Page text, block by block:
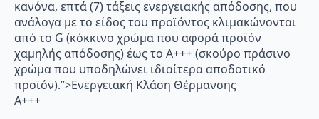
κανόνα, επτά (7) τάξεις ενεργειακής απόδοσης, που
ανάλογα με το είδος του προϊόντος κλιμακώνονται
από το G (κόκκινο χρώμα που αφορά προϊόν
χαμηλής απόδοσης) έως το Α+++ (σκούρο πράσινο
χρώμα που υποδηλώνει ιδιαίτερα αποδοτικό
προϊόν).”>Ενεργειακή Κλάση Θέρμανσης
A+++